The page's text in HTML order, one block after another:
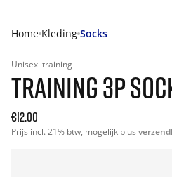
Home Kleding Socks
Unisex training
TRAINING 3P
€12.00
Prijs incl. 21% btw, mogelijk plus